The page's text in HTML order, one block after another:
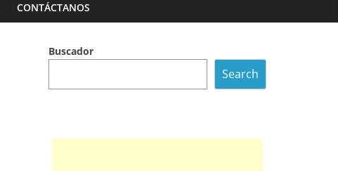
CONTÁCTANOS
Buscador
Search